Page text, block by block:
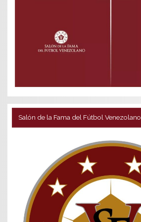
Salón de la Fama del Fútbol Venezolano